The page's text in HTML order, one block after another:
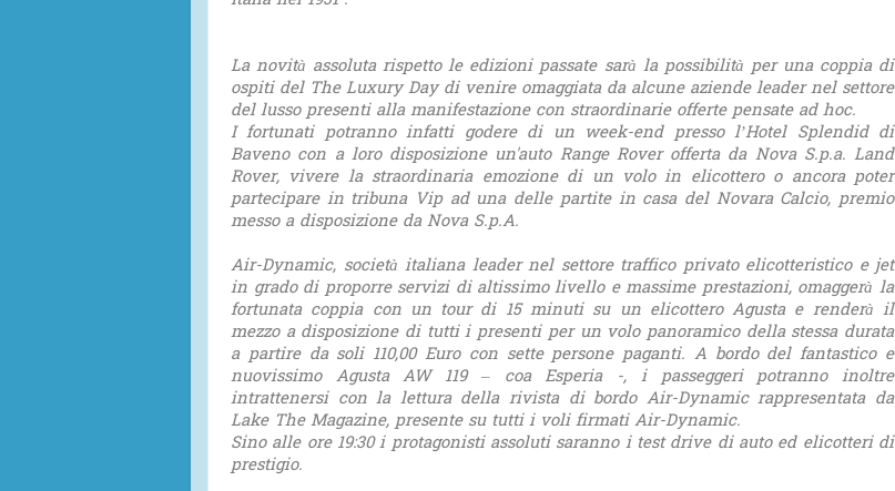
La novità assoluta rispetto le edizioni passate sarà la possibilità per una coppia di
ospiti del The Luxury Day di venire omaggiata da alcune aziende leader nel settore
del lusso presenti alla manifestazione con straordinarie offerte pensate ad hoc.
I fortunati potranno infatti godere di un week-end presso l’Hotel Splendid di
Baveno con a loro disposizione un'auto Range Rover offerta da Nova S.p.a. Land
Rover, vivere la straordinaria emozione di un volo in elicottero o ancora poter
partecipare in tribuna Vip ad una delle partite in casa del Novara Calcio, premio
messo a disposizione da Nova S.p.A.
Air-Dynamic, società italiana leader nel settore traffico privato elicotteristico e jet
in grado di proporre servizi di altissimo livello e massime prestazioni, omaggerà la
fortunata coppia con un tour di 15 minuti su un elicottero Agusta e renderà il
mezzo a disposizione di tutti i presenti per un volo panoramico della stessa durata
a partire da soli 110,00 Euro con sette persone paganti. A bordo del fantastico e
nuovissimo Agusta AW 119 – coa Esperia -, i passeggeri potranno inoltre
intrattenersi con la lettura della rivista di bordo Air-Dynamic rappresentata da
Lake The Magazine, presente su tutti i voli firmati Air-Dynamic.
Sino alle ore 19:30 i protagonisti assoluti saranno i test drive di auto ed elicotteri di
prestigio.